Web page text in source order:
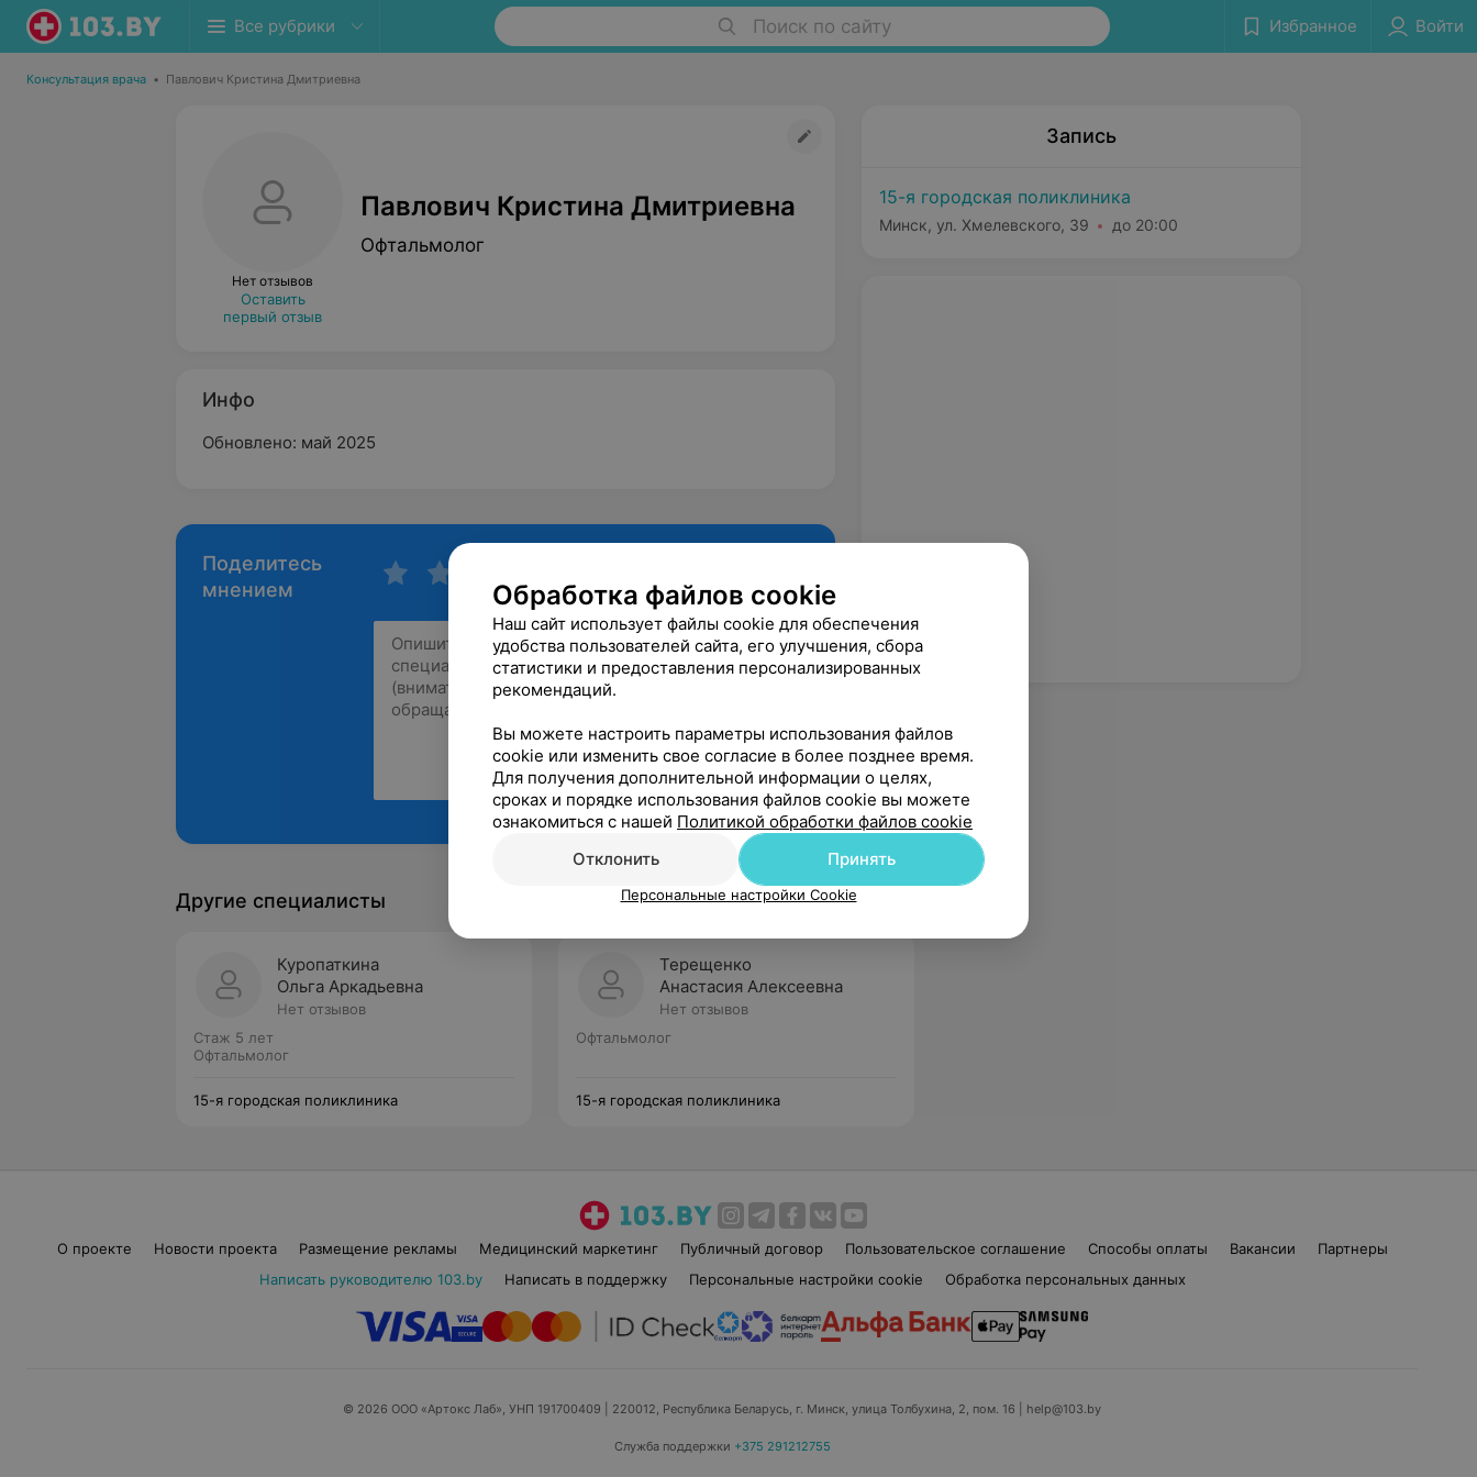
Все рубрики Поиск по сайту Избранное Войти
Консультация врача • Павлович Кристина Дмитриевна
Нет отзывов
Оставить
первый отзыв
Павлович Кристина Дмитриевна
Офтальмолог
Инфо
Обновлено: май 2025
Поделитесь
мнением
Рекомендую
Запись
15-я городская поликлиника
Минск, ул. Хмелевского, 39 до 20:00
Другие специалисты
Куропаткина
Ольга Аркадьевна
Нет отзывов
Стаж 5 лет
Офтальмолог
15-я городская поликлиника
Терещенко
Анастасия Алексеевна
Нет отзывов
Офтальмолог
15-я городская поликлиника
О проекте Новости проекта Размещение рекламы Медицинский маркетинг Публичный договор Пользовательское соглашение Способы оплаты Вакансии
Партнеры
Написать руководителю 103.by
Написать в поддержку Персональные настройки cookie Обработка персональных данных
© 2026 ООО «Артокс Лаб», УНП 191700409 | 220012, Республика Беларусь, г. Минск, улица Толбухина, 2, пом. 16 | help@103.by
Служба поддержки +375 291212755
Обработка файлов cookie
Наш сайт использует файлы cookie для обеспечения
удобства пользователей сайта, его улучшения, сбора
статистики и предоставления персонализированных
рекомендаций.
Вы можете настроить параметры использования файлов
cookie или изменить свое согласие в более позднее время.
Для получения дополнительной информации о целях,
сроках и порядке использования файлов cookie вы можете
ознакомиться с нашей Политикой обработки файлов cookie
Отклонить
Принять
Персональные настройки Cookie